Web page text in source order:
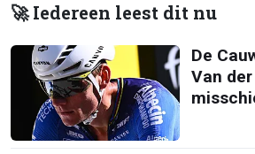
🚀 Iedereen leest dit nu
De
Van